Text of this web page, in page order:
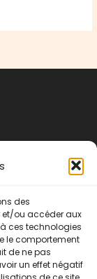
des
et/ou accéder aux
ces technologies
le comportement
de ne pas
un effet négatif